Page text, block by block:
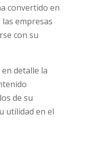
convertido en
empresas
con su
detalle la
de su
utilidad en el